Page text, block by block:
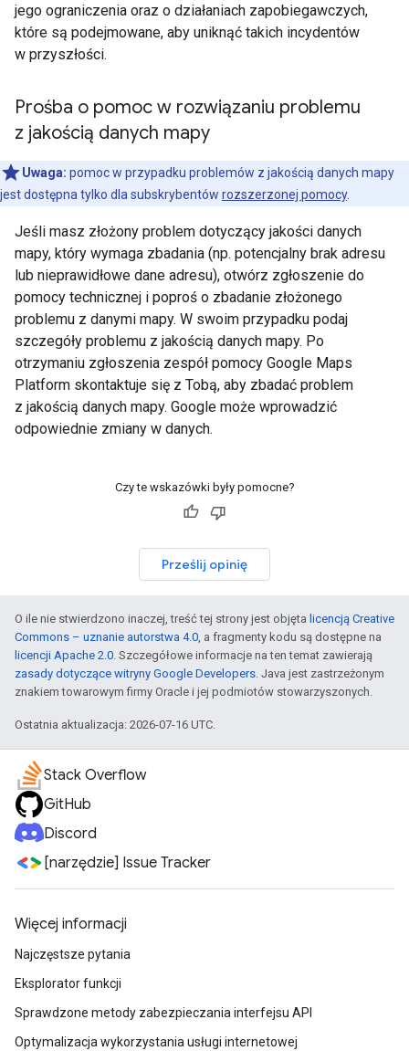
jego ograniczenia oraz o działaniach zapobiegawczych,
które są podejmowane, aby uniknąć takich incydentów
w przyszłości.
Prośba o pomoc w rozwiązaniu problemu
z jakością danych mapy
Uwaga: pomoc w przypadku problemów z jakością danych mapy
jest dostępna tylko dla subskrybentów rozszerzonej pomocy.
Jeśli masz złożony problem dotyczący jakości danych
mapy, który wymaga zbadania (np. potencjalny brak adresu
lub nieprawidłowe dane adresu), otwórz zgłoszenie do
pomocy technicznej i poproś o zbadanie złożonego
problemu z danymi mapy. W swoim przypadku podaj
szczegóły problemu z jakością danych mapy. Po
otrzymaniu zgłoszenia zespół pomocy Google Maps
Platform skontaktuje się z Tobą, aby zbadać problem
z jakością danych mapy. Google może wprowadzić
odpowiednie zmiany w danych.
Czy te wskazówki były pomocne?
Prześlij opinię
O ile nie stwierdzono inaczej, treść tej strony jest objęta licencją Creative
Commons – uznanie autorstwa 4.0 , a fragmenty kodu są dostępne na
licencji Apache 2.0 . Szczegółowe informacje na ten temat zawierają
zasady dotyczące witryny Google Developers . Java jest zastrzeżonym
znakiem towarowym firmy Oracle i jej podmiotów stowarzyszonych.
Ostatnia aktualizacja: 2026-07-16 UTC.
Stack Overflow
GitHub
Discord
[narzędzie] Issue Tracker
Więcej informacji
Najczęstsze pytania
Eksplorator funkcji
Sprawdzone metody zabezpieczania interfejsu API
Optymalizacja wykorzystania usługi internetowej